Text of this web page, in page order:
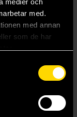
medier och
med.
med annan
som de har
Beställ